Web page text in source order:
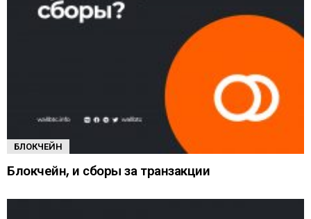
БЛОКЧЕЙН
Блокчейн, и сборы за транзакции